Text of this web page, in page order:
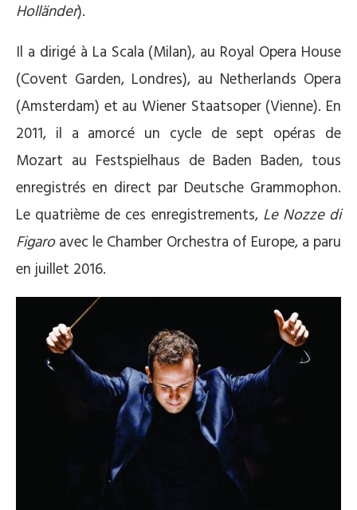
Holländer).
Il a dirigé à La Scala (Milan), au Royal Opera House
(Covent Garden, Londres), au Netherlands Opera
(Amsterdam) et au Wiener Staatsoper (Vienne). En
2011, il a amorcé un cycle de sept opéras de
Mozart au Festspielhaus de Baden Baden, tous
enregistrés en direct par Deutsche Grammophon.
Le quatrième de ces enregistrements, Le Nozze di
Figaroavec le Chamber Orchestra of Europe, a paru
en juillet 2016.